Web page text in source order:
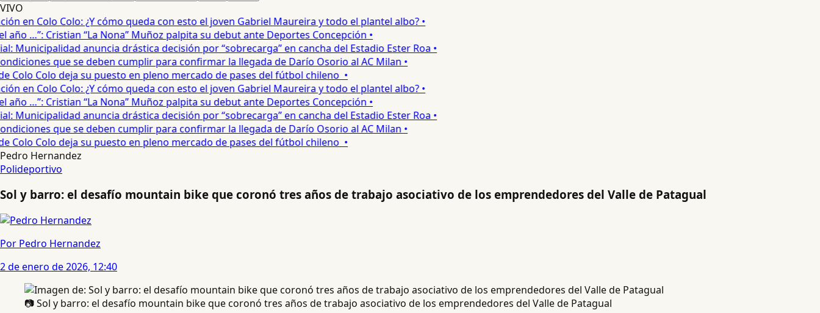
VIVO
en Colo Colo: ¿Y cómo queda con esto el joven Gabriel Maureira y todo el plantel albo? •
…”: Cristian “La Nona” Muñoz palpita su debut ante Deportes Concepción •
Municipalidad anuncia drástica decisión por “sobrecarga” en cancha del Estadio Ester Roa •
que se deben cumplir para confirmar la llegada de Darío Osorio al AC Milan •
Colo deja su puesto en pleno mercado de pases del fútbol chileno •
en Colo Colo: ¿Y cómo queda con esto el joven Gabriel Maureira y todo el plantel albo? •
…”: Cristian “La Nona” Muñoz palpita su debut ante Deportes Concepción •
Municipalidad anuncia drástica decisión por “sobrecarga” en cancha del Estadio Ester Roa •
que se deben cumplir para confirmar la llegada de Darío Osorio al AC Milan •
Colo deja su puesto en pleno mercado de pases del fútbol chileno •
Pedro Hernandez
Polideportivo
Sol y barro: el desafío mountain bike que coronó tres años de trabajo asociativo de los emprendedores del Valle de Patagual
Por Pedro Hernandez
2 de enero de 2026, 12:40
📷 Sol y barro: el desafío mountain bike que coronó tres años de trabajo asociativo de los emprendedores del Valle de Patagual